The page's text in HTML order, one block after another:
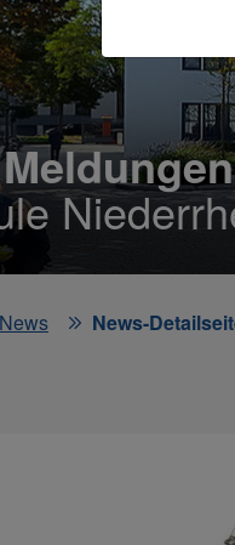
News News-